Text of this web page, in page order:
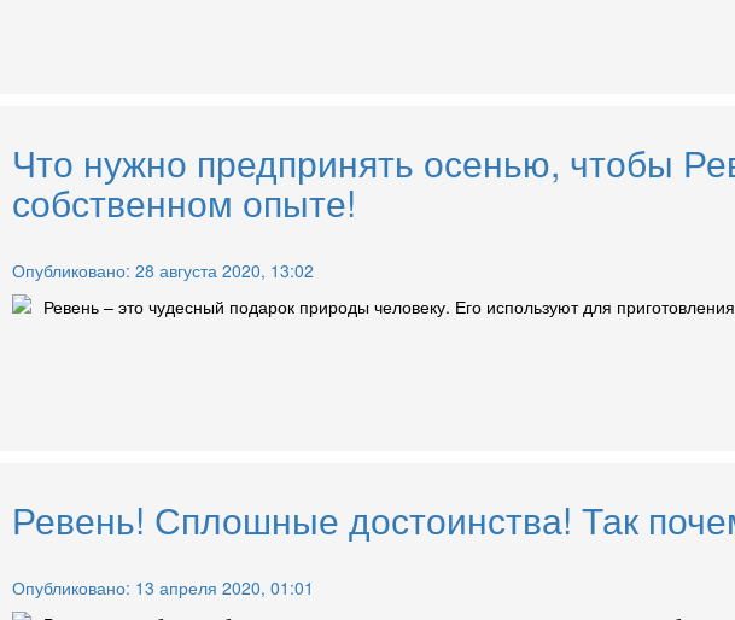
Что нужно предпринять осенью, чтобы
собственном опыте!
Опубликовано: 28 августа 2020, 13:02
Ревень – это чудесный подарок природы человеку. Его используют для
Ревень! Сплошные достоинства! Так
Опубликовано: 13 апреля 2020, 01:01